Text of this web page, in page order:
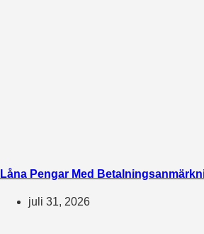
Låna Pengar Med
juli 31, 2026